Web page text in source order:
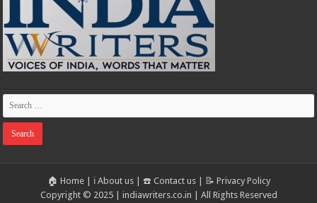
🏠 Home| ℹ️ About us| ☎️ Contact us| 📝 Privacy Policy
Copyright © 2025 | indiawriters.co.in | All Rights Reserved